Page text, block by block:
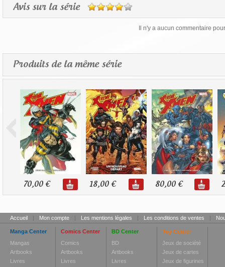
Avis sur la série
Il n'y a aucun commentaire
Produits de la même série
70,00 € 18,00 € 80,00 €
Accueil | Mon compte | Les mentions légales | Les conditions de ventes |
Manga Center
Mangas
Artbooks
Livres
Comics Center
Comics
Artbooks
Livres
BD Center
BD
Artbooks
Livres
Toy Center
Jeux de société
Jeux de cartes
Jeux de figurines